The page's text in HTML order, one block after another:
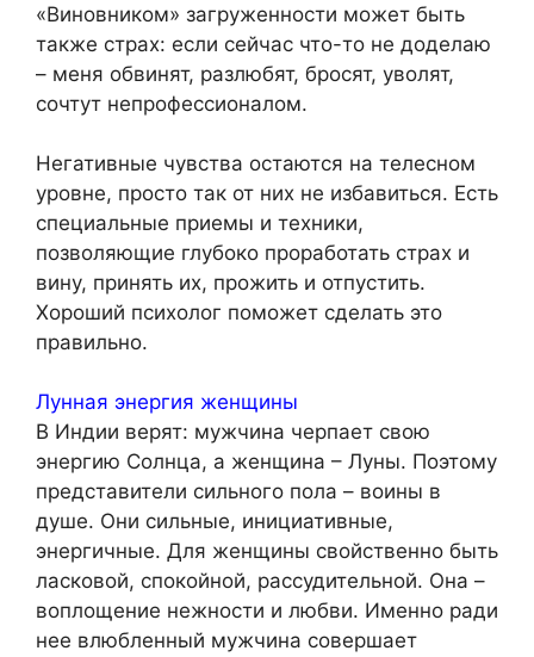
«Виновником» загруженности может быть
также страх: если сейчас что-то не доделаю
– меня обвинят, разлюбят, бросят, уволят,
сочтут непрофессионалом.
Негативные чувства остаются на телесном
уровне, просто так от них не избавиться. Есть
специальные приемы и техники,
позволяющие глубоко проработать страх и
вину, принять их, прожить и отпустить.
Хороший психолог поможет сделать это
правильно.
Лунная энергия женщины
В Индии верят: мужчина черпает свою
энергию Солнца, а женщина – Луны. Поэтому
представители сильного пола – воины в
душе. Они сильные, инициативные,
энергичные. Для женщины свойственно быть
ласковой, спокойной, рассудительной. Она –
воплощение нежности и любви. Именно ради
нее влюбленный мужчина совершает